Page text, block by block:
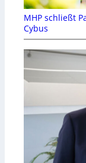
MHP schließt
Cybus